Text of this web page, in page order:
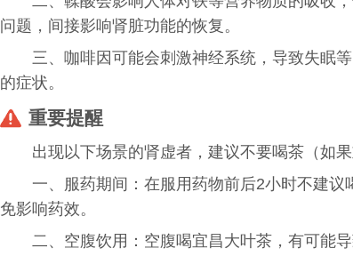
问题，间接影响肾脏功能的恢复。
三、咖啡因可能会刺激神经系统，导致失眠
的症状。
重要提醒
出现以下场景的肾虚者，建议不要喝茶（如
一、服药期间：在服用药物前后2小时不建
免影响药效。
二、空腹饮用：空腹喝宜昌大叶茶，有可能